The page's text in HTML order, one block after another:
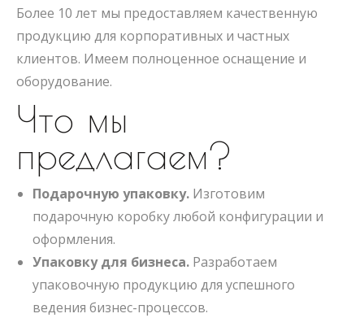
Более 10 лет мы предоставляем качественную
продукцию для корпоративных и частных
клиентов. Имеем полноценное оснащение и
оборудование.
Что мы
предлагаем?
Подарочную упаковку. Изготовим
подарочную коробку любой конфигурации и
оформления.
Упаковку для бизнеса. Разработаем
упаковочную продукцию для успешного
ведения бизнес-процессов.